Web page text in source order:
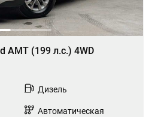
AMT (199 л.с.) 4WD
Дизель
Автоматическая